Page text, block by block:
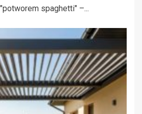
spaghetti" –...